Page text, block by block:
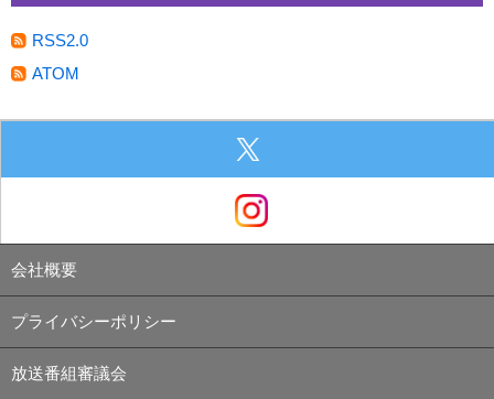
RSS2.0
ATOM
会社概要
プライバシーポリシー
放送番組審議会